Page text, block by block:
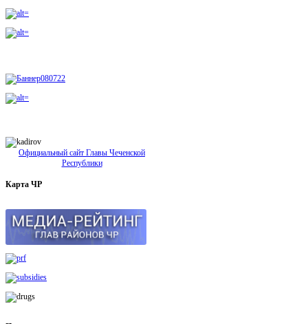
Официальный сайт Главы Чеченской
Республики
Карта ЧР